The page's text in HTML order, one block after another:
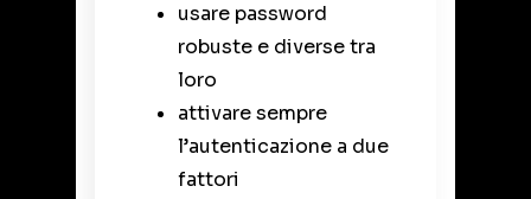
usare password
robuste e diverse tra
loro
attivare sempre
l’autenticazione a due
fattori